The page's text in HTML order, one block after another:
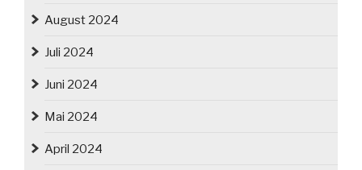
August 2024
Juli 2024
Juni 2024
Mai 2024
April 2024